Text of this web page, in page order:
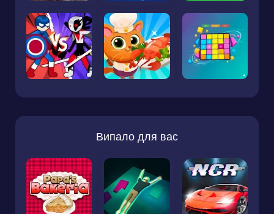
Випало для вас